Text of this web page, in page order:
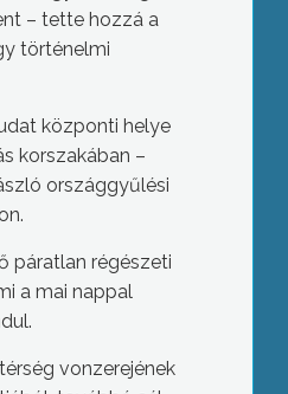
– tette hozzá a
történelmi
központi helye
korszakában –
országgyűlési
páratlan régészeti
a mai nappal
vonzerejének